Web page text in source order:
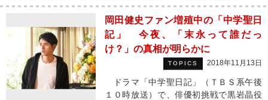
岡田健史ファン増殖中の「中学聖日
記」 今夜、「末永って誰だっ
け？」の真相が明らかに
TOPICS 2018年11月13日
ドラマ「中学聖日記」（ＴＢＳ系午後
１０時放送）で、俳優初挑戦で黒岩晶役